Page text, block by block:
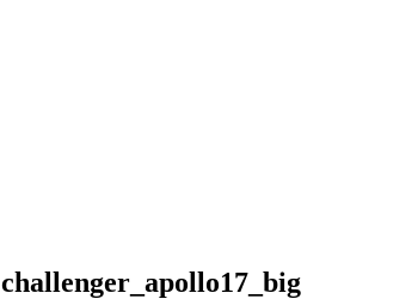
challenger_apollo17_big